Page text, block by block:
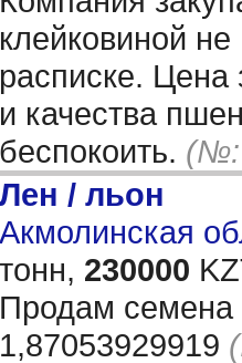
клейковиной
расписке. Цена
и качества
беспокоить. (№:
Лен / льон
Акмолинская
тонн, 230000
Продам
1,87053929919